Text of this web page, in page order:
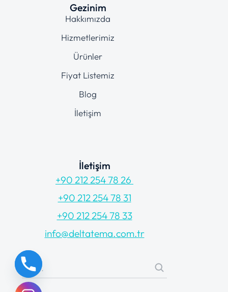
Gezinim
Hakkımızda
Hizmetlerimiz
Ürünler
Fiyat Listemiz
Blog
İletişim
İletişim
+90 212 254 78 26
+90 212 254 78 31
+90 212 254 78 33
info@deltatema.com.tr